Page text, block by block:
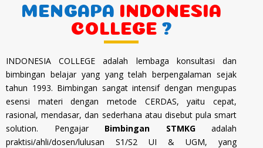
MENGAPA
INDONESIA
COLLEGE ?
INDONESIA COLLEGE adalah lembaga konsultasi dan
bimbingan belajar yang yang telah berpengalaman sejak
tahun 1993. Bimbingan sangat intensif dengan mengupas
esensi materi dengan metode CERDAS, yaitu cepat,
rasional, mendasar, dan sederhana atau disebut pula smart
solution. Pengajar Bimbingan STMKGadalah
praktisi/ahli/dosen/lulusan S1/S2 UI & UGM, yang